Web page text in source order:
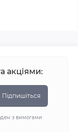
акціями:
Підпишіться
з вимогами